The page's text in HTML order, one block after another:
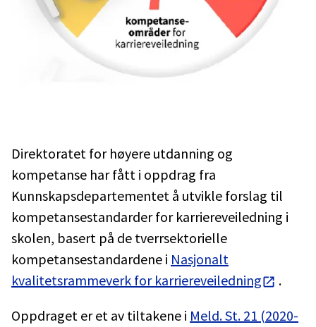
Direktoratet for høyere utdanning og
kompetanse har fått i oppdrag fra
Kunnskapsdepartementet å utvikle forslag til
kompetansestandarder for karriereveiledning i
skolen, basert på de tverrsektorielle
kompetansestandardene i Nasjonalt
kvalitetsrammeverk for karriereveiledning
.
Oppdraget er et av tiltakene i Meld. St. 21 (2020-